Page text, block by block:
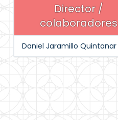
Director /
colaboradores
Daniel Jaramillo Quintanar